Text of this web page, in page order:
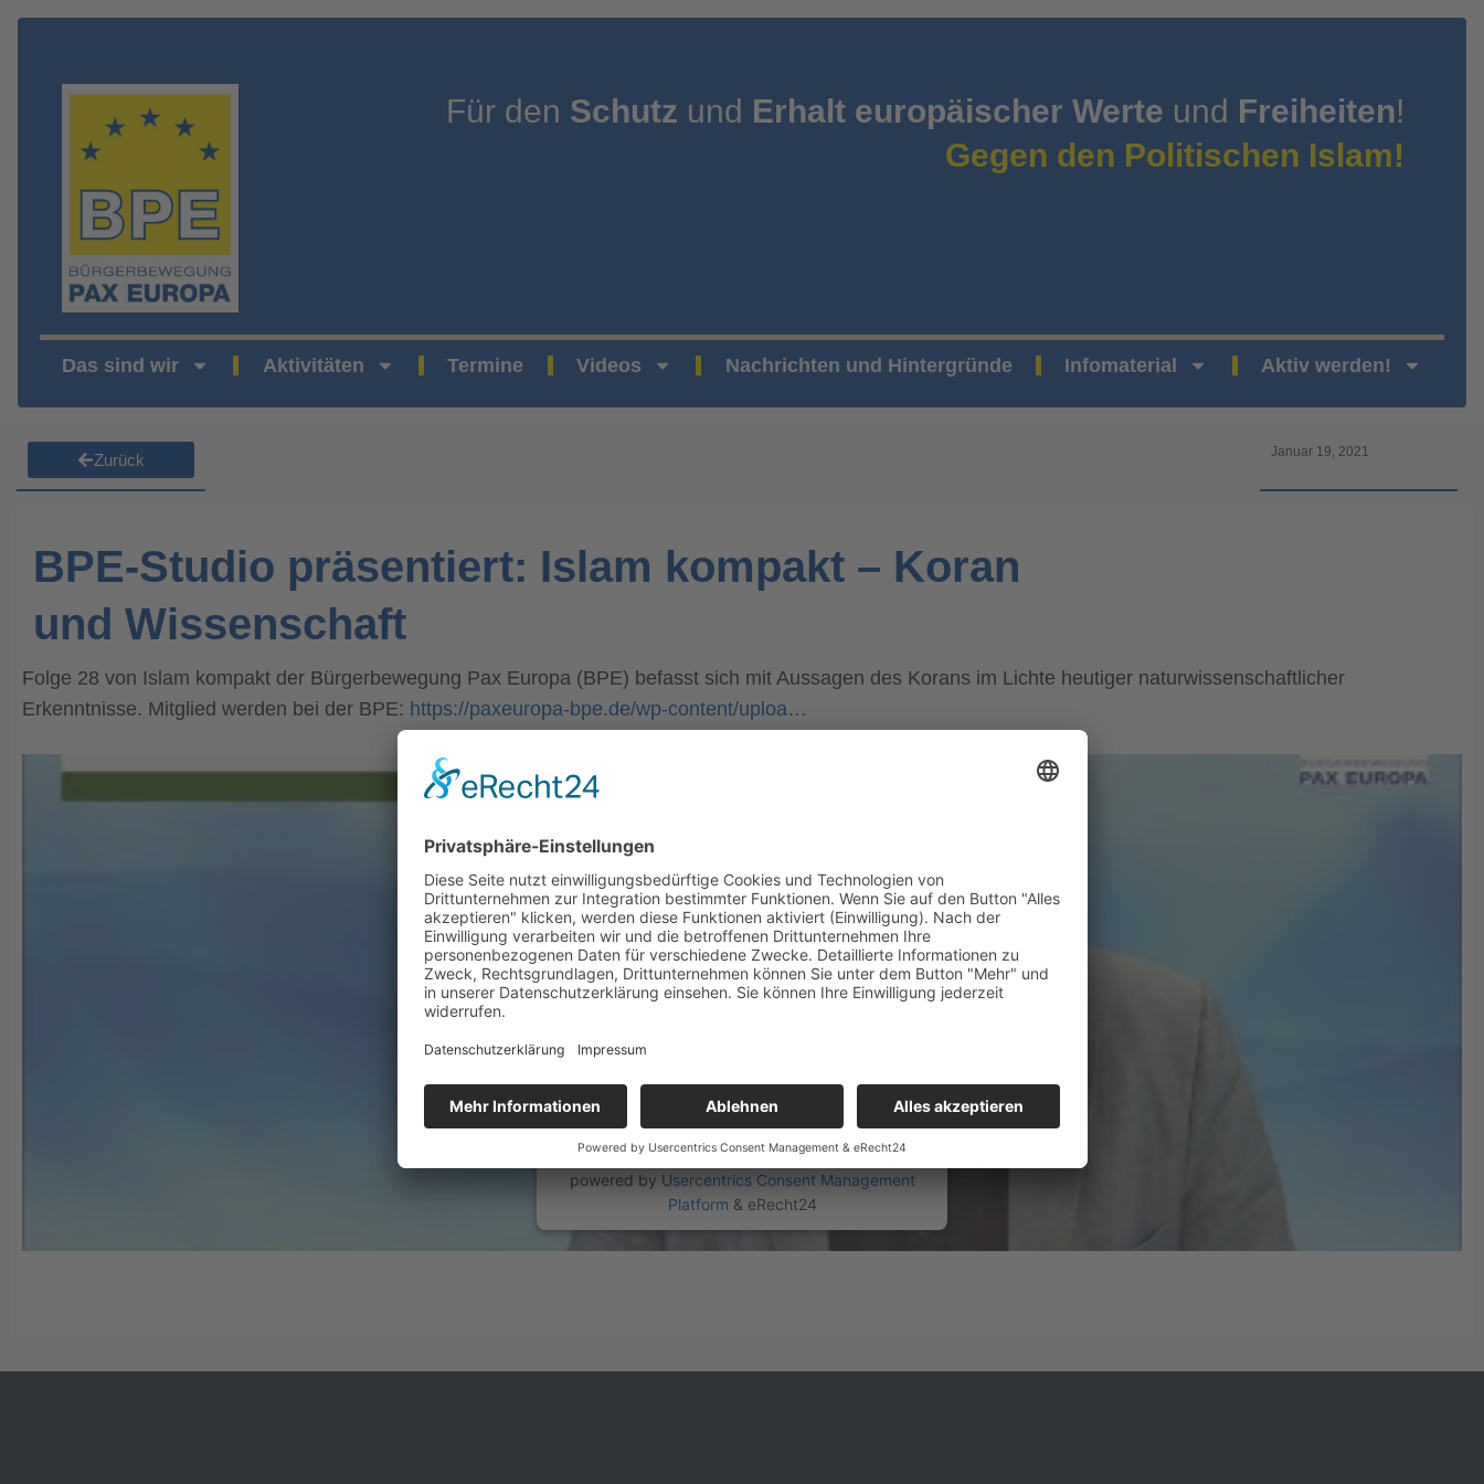
Für den Schutz und Erhalt europäischer Werte und Freiheiten!
Gegen den Politischen Islam!
Das sind wir Aktivitäten Termine Videos Nachrichten und Hintergründe Infomaterial Aktiv werden!
Zurück Januar 19, 2021
BPE-Studio präsentiert: Islam kompakt – Koran
und Wissenschaft
Folge 28 von Islam kompakt der Bürgerbewegung Pax Europa (BPE) befasst sich mit Aussagen des Korans im Lichte heutiger naturwissenschaftlicher
Erkenntnisse. Mitglied werden bei der BPE: https://paxeuropa-bpe.de/wp-content/uploa…
ZUSTIMMUNG, UM DEN YOUTUBE
VIDEO-SERVICE ZU LADEN!
Wir verwenden einen Service eines
Drittanbieters, um Videoinhalte einzubetten.
Dieser Service kann Daten zu Ihren Aktivitäten
sammeln. Bitte lesen Sie die Details durch und
stimmen Sie der Nutzung des Service zu, um
Mehr Informationen
Akzeptieren
powered by Usercentrics Consent Management
Platform & eRecht24